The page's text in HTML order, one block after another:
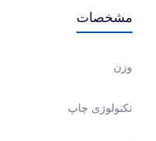
مشخصات
وزن
تکنولوژی چاپ